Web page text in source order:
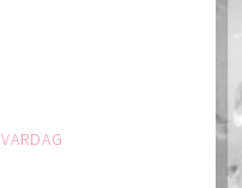
VARDAG